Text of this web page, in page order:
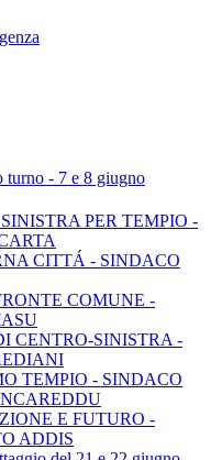
turno - 7 e 8 giugno
PER TEMPIO -
CITTÁ - SINDACO
COMUNE -
CENTRO-SINISTRA -
TEMPIO - SINDACO
E FUTURO -
ADDIS